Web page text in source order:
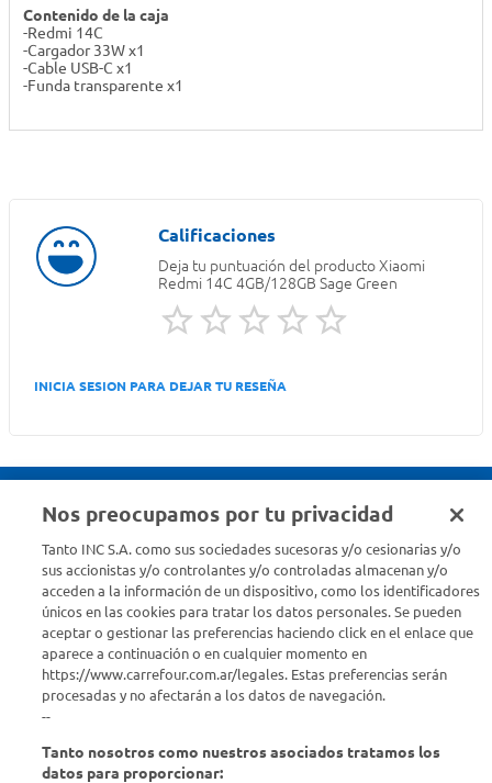
Contenido de la caja
-Redmi 14C
-Cargador 33W x1
-Cable USB-C x1
-Funda transparente x1
Deja tu puntuación del producto Xiaomi
Redmi 14C 4GB/128GB Sage Green
INICIA SESION PARA DEJAR TU RESEÑA
Estamos para ayudarte
¿Tenés una consulta? Comunicate con nosotros acá
Descubrí Carrefour
Conocenos
Nos preocupamos por tu privacidad
Tanto INC S.A. como sus sociedades sucesoras y/o cesionarias y/o
sus accionistas y/o controlantes y/o controladas almacenan y/o
acceden a la información de un dispositivo, como los identificadores
únicos en las cookies para tratar los datos personales. Se pueden
aceptar o gestionar las preferencias haciendo click en el enlace que
aparece a continuación o en cualquier momento en
https://www.carrefour.com.ar/legales. Estas preferencias serán
procesadas y no afectarán a los datos de navegación.
--
Tanto nosotros como nuestros asociados tratamos los
datos para proporcionar: